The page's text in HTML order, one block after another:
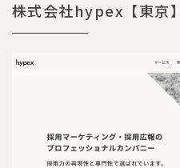
株式会社hypex【東京】